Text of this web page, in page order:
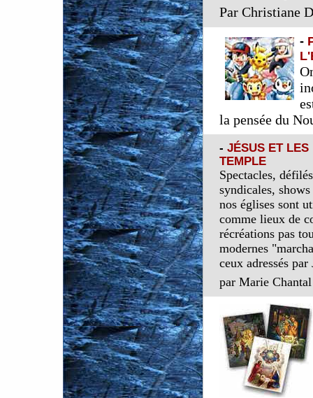
Par Christiane
-
la pensée du
- JÉSUS ET LES
TEMPLE
Spectacles,
syndicales,
nos églises sont
comme lieux de
récréations pas
modernes
ceux adressés
par Marie Chantal